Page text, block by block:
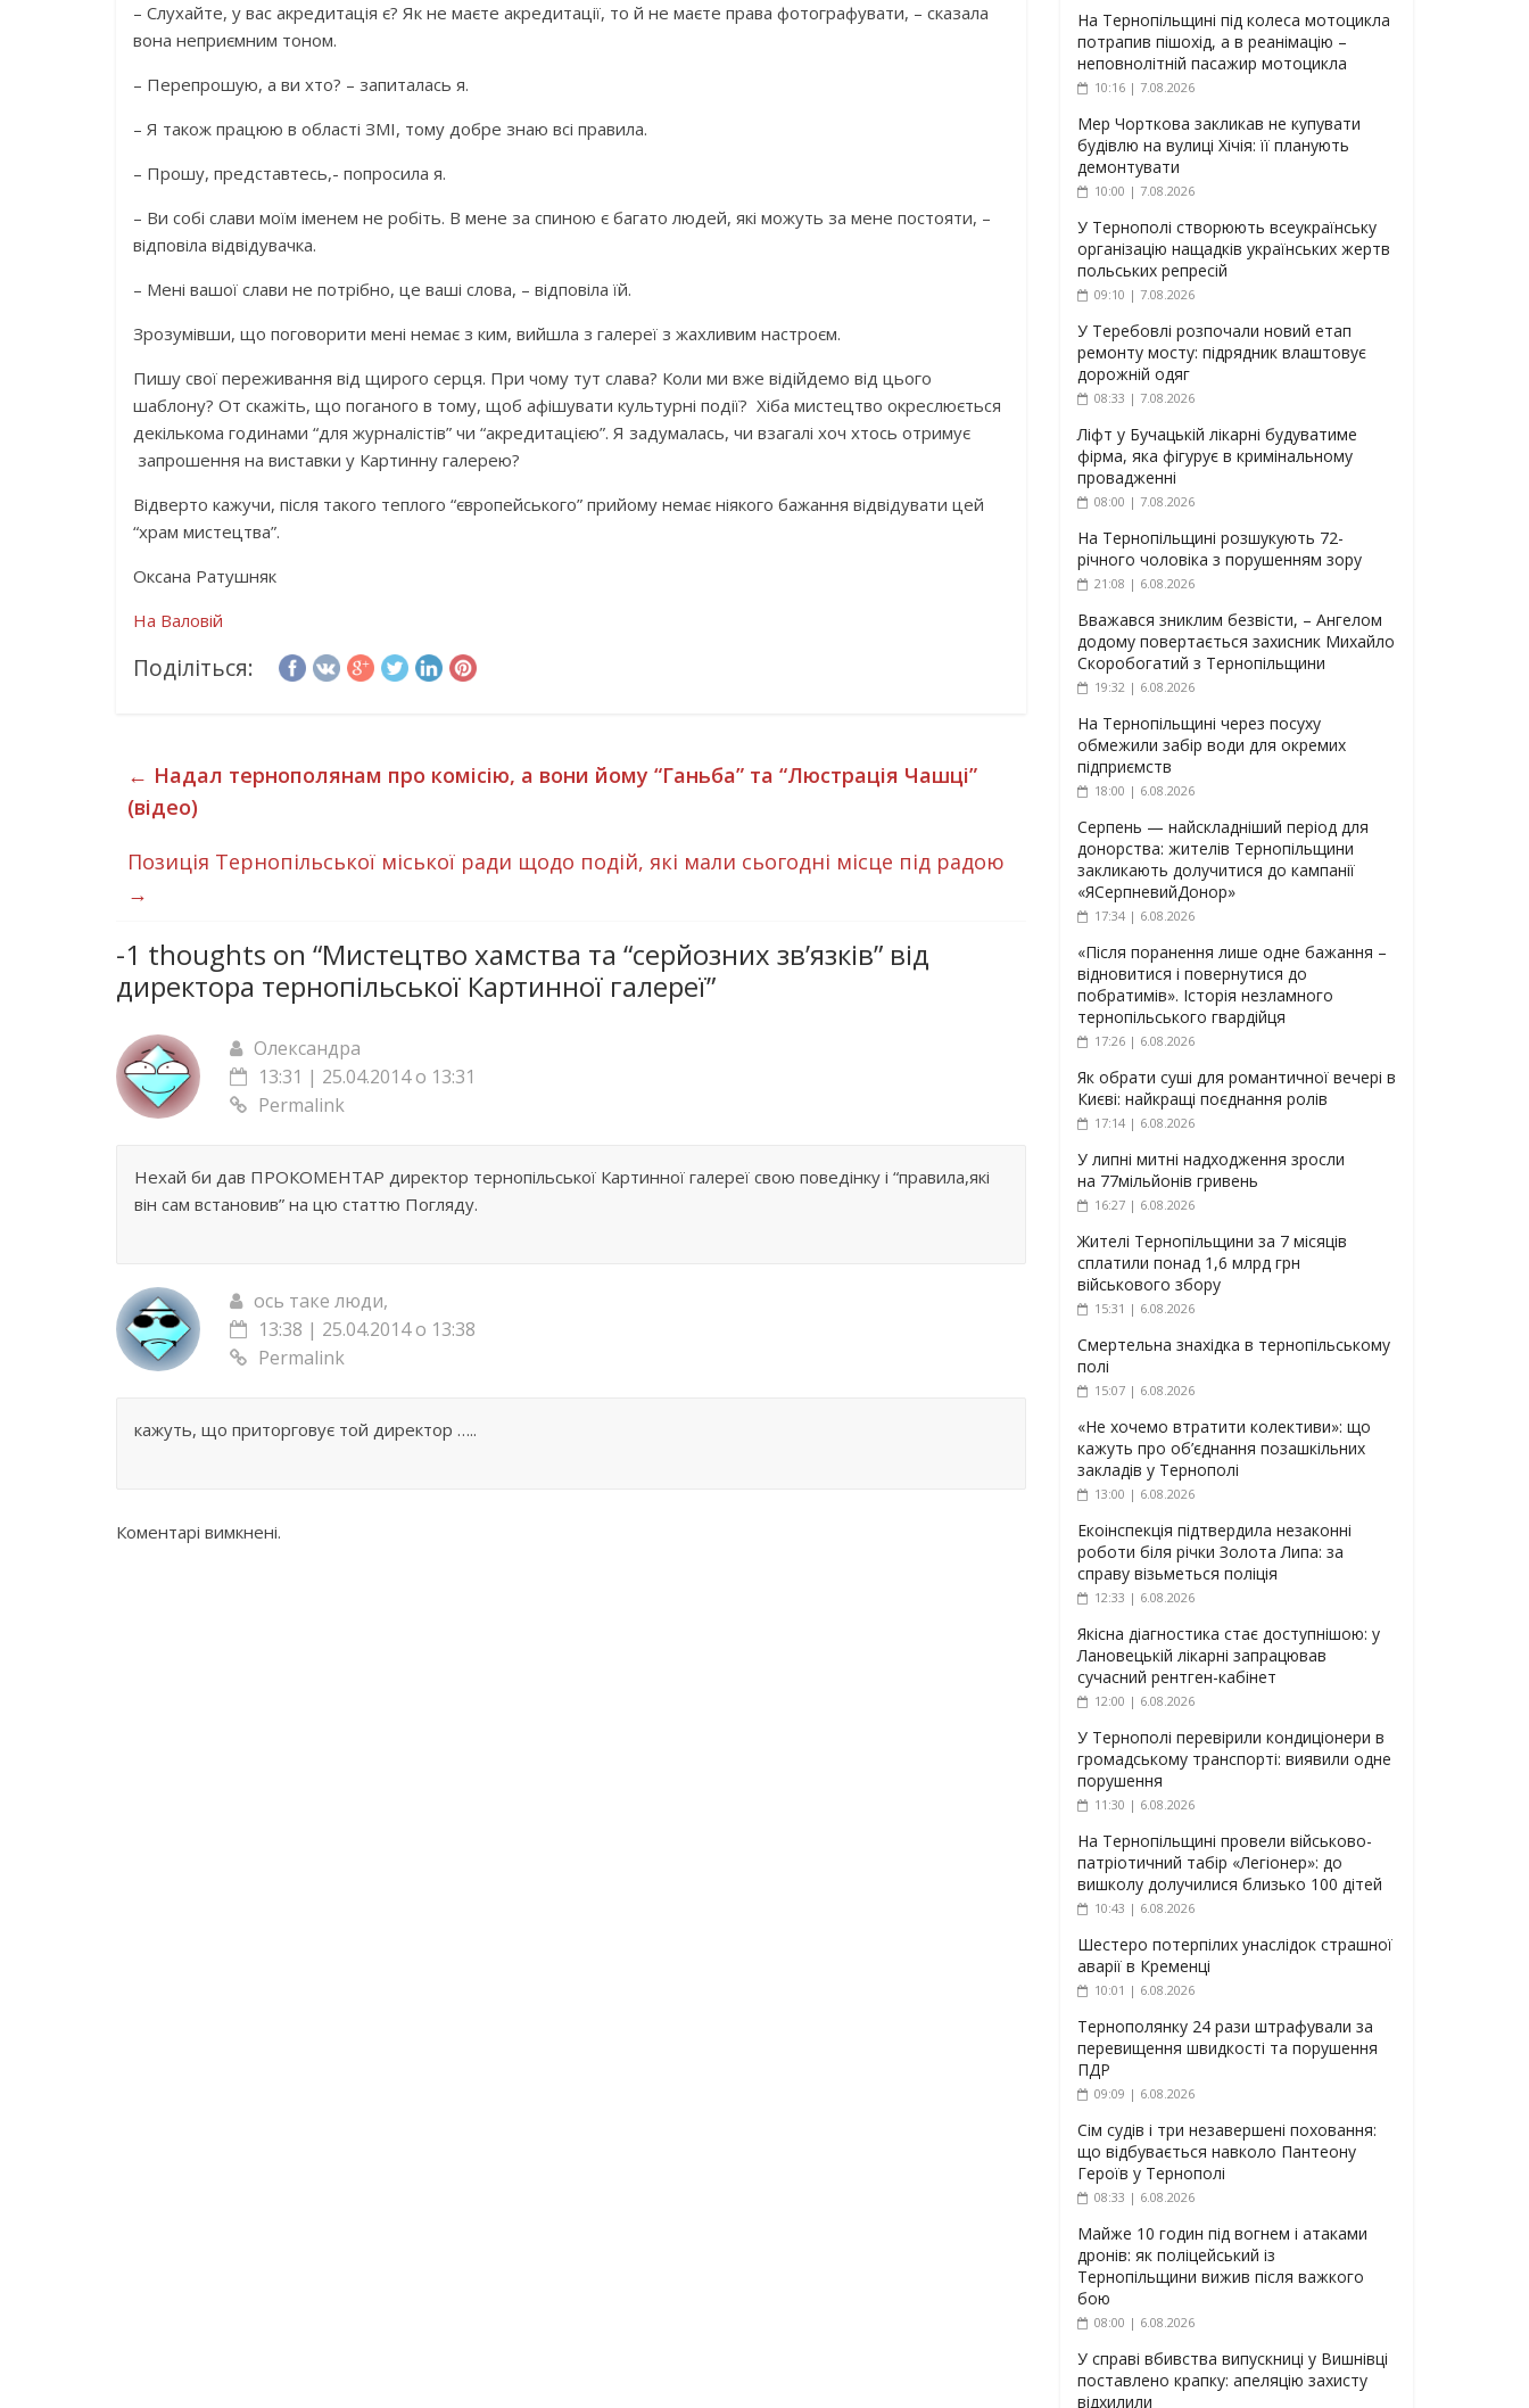
– Слухайте, у вас акредитація є? Як не маєте акредитації, то й не маєте права фотографувати, – сказала
вона неприємним тоном.
– Перепрошую, а ви хто? – запиталась я.
– Я також працюю в області ЗМІ, тому добре знаю всі правила.
– Прошу, представтесь,- попросила я.
– Ви собі слави моїм іменем не робіть. В мене за спиною є багато людей, які можуть за мене постояти, –
відповіла відвідувачка.
– Мені вашої слави не потрібно, це ваші слова, – відповіла їй.
Зрозумівши, що поговорити мені немає з ким, вийшла з галереї з жахливим настроєм.
Пишу свої переживання від щирого серця. При чому тут слава? Коли ми вже відійдемо від цього
шаблону? От скажіть, що поганого в тому, щоб афішувати культурні події? Хіба мистецтво окреслюється
декількома годинами “для журналістів” чи “акредитацією”. Я задумалась, чи взагалі хоч хтось отримує
запрошення на виставки у Картинну галерею?
Відверто кажучи, після такого теплого “європейського” прийому немає ніякого бажання відвідувати цей
“храм мистецтва”.
Оксана Ратушняк
На Валовій
Поділіться:
← Надал тернополянам про комісію, а вони йому “Ганьба” та “Люстрація Чашці”
(відео)
Позиція Тернопільської міської ради щодо подій, які мали сьогодні місце під радою
→
-1 thoughts on “Мистецтво хамства та “серйозних зв’язків” від
директора тернопільської Картинної галереї”
Олександра
13:31 | 25.04.2014 о 13:31
Permalink
Нехай би дав ПРОКОМЕНТАР директор тернопільської Картинної галереї свою поведінку і “правила,які
він сам встановив” на цю статтю Погляду.
ось таке люди,
13:38 | 25.04.2014 о 13:38
Permalink
кажуть, що приторговує той директор …..
Коментарі вимкнені.
На Тернопільщині під колеса мотоцикла
потрапив пішохід, а в реанімацію –
неповнолітній пасажир мотоцикла
10:16 | 7.08.2026
Мер Чорткова закликав не купувати
будівлю на вулиці Хічія: її планують
демонтувати
10:00 | 7.08.2026
У Тернополі створюють всеукраїнську
організацію нащадків українських жертв
польських репресій
09:10 | 7.08.2026
У Теребовлі розпочали новий етап
ремонту мосту: підрядник влаштовує
дорожній одяг
08:33 | 7.08.2026
Ліфт у Бучацькій лікарні будуватиме
фірма, яка фігурує в кримінальному
провадженні
08:00 | 7.08.2026
На Тернопільщині розшукують 72-
річного чоловіка з порушенням зору
21:08 | 6.08.2026
Вважався зниклим безвісти, – Ангелом
додому повертається захисник Михайло
Скоробогатий з Тернопільщини
19:32 | 6.08.2026
На Тернопільщині через посуху
обмежили забір води для окремих
підприємств
18:00 | 6.08.2026
Серпень — найскладніший період для
донорства: жителів Тернопільщини
закликають долучитися до кампанії
«ЯСерпневийДонор»
17:34 | 6.08.2026
«Після поранення лише одне бажання –
відновитися і повернутися до
побратимів». Історія незламного
тернопільського гвардійця
17:26 | 6.08.2026
Як обрати суші для романтичної вечері в
Києві: найкращі поєднання ролів
17:14 | 6.08.2026
У липні митні надходження зросли
на 77мільйонів гривень
16:27 | 6.08.2026
Жителі Тернопільщини за 7 місяців
сплатили понад 1,6 млрд грн
військового збору
15:31 | 6.08.2026
Смертельна знахідка в тернопільському
полі
15:07 | 6.08.2026
«Не хочемо втратити колективи»: що
кажуть про об’єднання позашкільних
закладів у Тернополі
13:00 | 6.08.2026
Екоінспекція підтвердила незаконні
роботи біля річки Золота Липа: за
справу візьметься поліція
12:33 | 6.08.2026
Якісна діагностика стає доступнішою: у
Лановецькій лікарні запрацював
сучасний рентген-кабінет
12:00 | 6.08.2026
У Тернополі перевірили кондиціонери в
громадському транспорті: виявили одне
порушення
11:30 | 6.08.2026
На Тернопільщині провели військово-
патріотичний табір «Легіонер»: до
вишколу долучилися близько 100 дітей
10:43 | 6.08.2026
Шестеро потерпілих унаслідок страшної
аварії в Кременці
10:01 | 6.08.2026
Тернополянку 24 рази штрафували за
перевищення швидкості та порушення
ПДР
09:09 | 6.08.2026
Сім судів і три незавершені поховання:
що відбувається навколо Пантеону
Героїв у Тернополі
08:33 | 6.08.2026
Майже 10 годин під вогнем і атаками
дронів: як поліцейський із
Тернопільщини вижив після важкого
бою
08:00 | 6.08.2026
У справі вбивства випускниці у Вишнівці
поставлено крапку: апеляцію захисту
відхилили